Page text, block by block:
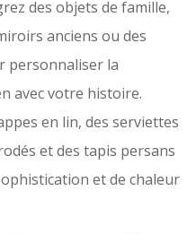
des objets de famille,
anciens ou des
personnaliser la
avec votre histoire.
en lin, des serviettes
et des tapis persans
et de chaleur